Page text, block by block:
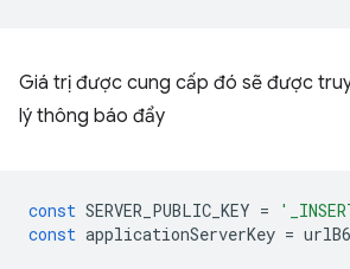
Giá trị được cung cấp đó sẽ được
lý thông báo đẩy
const SERVER_PUBLIC_KEY =
const applicationServerKey =